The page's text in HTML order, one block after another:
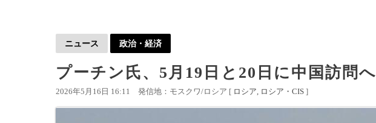
ニュース 政治・経済
プーチン氏、5月19日と20日に中国訪問へ
2026年5月16日 16:11 発信地：モスクワ/ロシア [ ロシア ロシア・CIS ]